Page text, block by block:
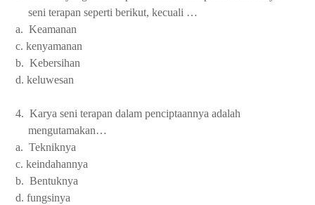
seni terapan seperti berikut, kecuali …
a. Keamanan
c. kenyamanan
b. Kebersihan
d. keluwesan
4. Karya seni terapan dalam penciptaannya adalah
mengutamakan…
a. Tekniknya
c. keindahannya
b. Bentuknya
d. fungsinya